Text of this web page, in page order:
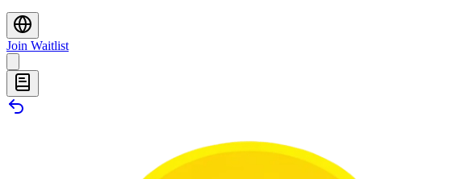
Join Waitlist